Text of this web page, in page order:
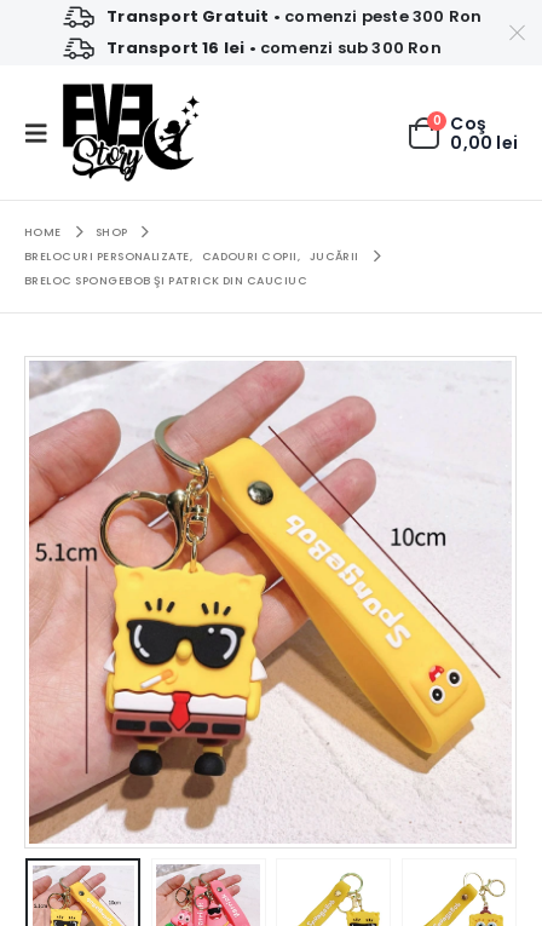
Transport Gratuit • comenzi peste 300 Ron
Transport 16 lei • comenzi sub 300 Ron
0 Coş
0,00 lei
HOME
SHOP
BRELOCURI PERSONALIZATE, CADOURI COPII,
JUCĂRII
BRELOC SPONGEBOB ŞI PATRICK DIN CAUCIUC